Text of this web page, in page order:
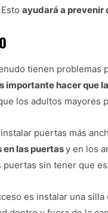
ayudará a prevenir
tienen
importante hacer que
los adultos mayores
puertas más
en las puertasy en los
puertas sin tener que
es instalar una